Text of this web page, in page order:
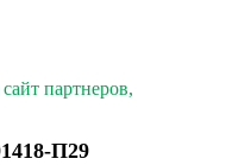
партнеров,
П29